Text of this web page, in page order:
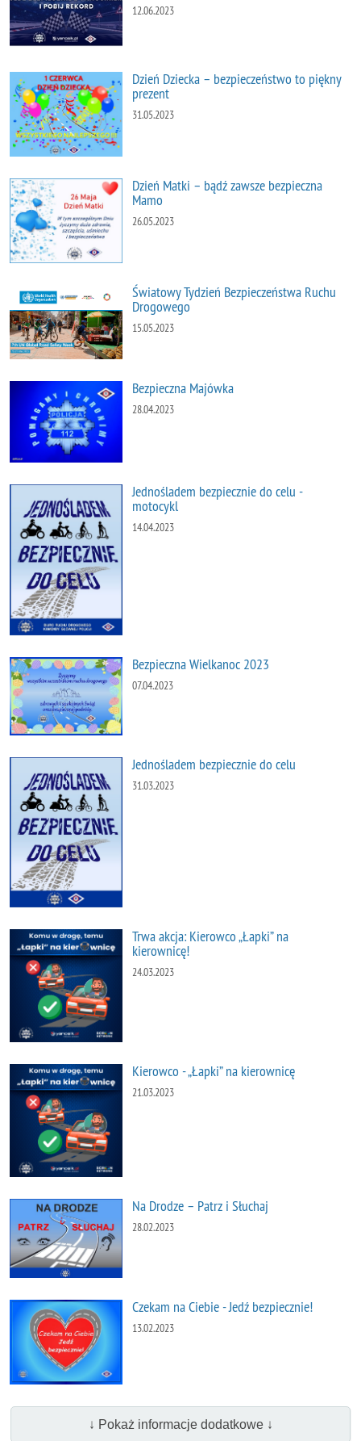
12.06.2023
Dzień Dziecka – bezpieczeństwo to piękny
prezent
31.05.2023
Dzień Matki – bądź zawsze bezpieczna
Mamo
26.05.2023
Światowy Tydzień Bezpieczeństwa Ruchu
Drogowego
15.05.2023
Bezpieczna Majówka
28.04.2023
Jednośladem bezpiecznie do celu -
motocykl
14.04.2023
Bezpieczna Wielkanoc 2023
07.04.2023
Jednośladem bezpiecznie do celu
31.03.2023
Trwa akcja: Kierowco „Łapki” na
kierownicę!
24.03.2023
Kierowco - „Łapki” na kierownicę
21.03.2023
Na Drodze – Patrz i Słuchaj
28.02.2023
Czekam na Ciebie - Jedź bezpiecznie!
13.02.2023
↓ Pokaż informacje dodatkowe ↓